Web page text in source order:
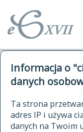
Informacja o
danych
Ta strona
adres IP i używa
danych na Twoim
autorzy Słownika
historia
publikacje
źródła
kwerendy
jak cytować Słownik